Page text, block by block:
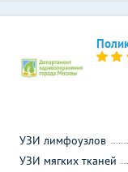
УЗИ лимфоузлов
УЗИ мягких тканей